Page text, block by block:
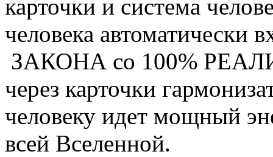
карточки и система
человека
ЗАКОНА со 100%
через карточки
человеку идет мощный
всей Вселенной.